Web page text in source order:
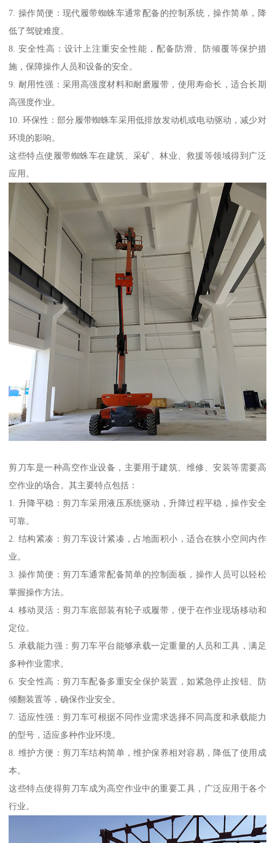
7. 操作简便：现代履带蜘蛛车通常配备的控制系统，操作简单，降
低了驾驶难度。
8. 安全性高：设计上注重安全性能，配备防滑、防倾覆等保护措
施，保障操作人员和设备的安全。
9. 耐用性强：采用高强度材料和耐磨履带，使用寿命长，适合长期
高强度作业。
10. 环保性：部分履带蜘蛛车采用低排放发动机或电动驱动，减少对
环境的影响。
这些特点使履带蜘蛛车在建筑、采矿、林业、救援等领域得到广泛
应用。
剪刀车是一种高空作业设备，主要用于建筑、维修、安装等需要高
空作业的场合。其主要特点包括：
1. 升降平稳：剪刀车采用液压系统驱动，升降过程平稳，操作安全
可靠。
2. 结构紧凑：剪刀车设计紧凑，占地面积小，适合在狭小空间内作
业。
3. 操作简便：剪刀车通常配备简单的控制面板，操作人员可以轻松
掌握操作方法。
4. 移动灵活：剪刀车底部装有轮子或履带，便于在作业现场移动和
定位。
5. 承载能力强：剪刀车平台能够承载一定重量的人员和工具，满足
多种作业需求。
6. 安全性高：剪刀车配备多重安全保护装置，如紧急停止按钮、防
倾翻装置等，确保作业安全。
7. 适应性强：剪刀车可根据不同作业需求选择不同高度和承载能力
的型号，适应多种作业环境。
8. 维护方便：剪刀车结构简单，维护保养相对容易，降低了使用成
本。
这些特点使得剪刀车成为高空作业中的重要工具，广泛应用于各个
行业。